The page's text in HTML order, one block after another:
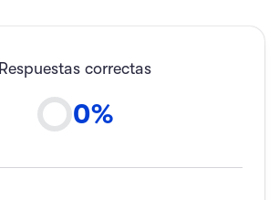
Respuestas correctas
0%